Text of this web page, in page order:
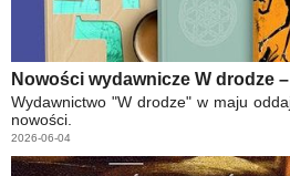
Nowości wydawnicze W drodze
Wydawnictwo "W drodze" w maju
nowości.
2026-06-04